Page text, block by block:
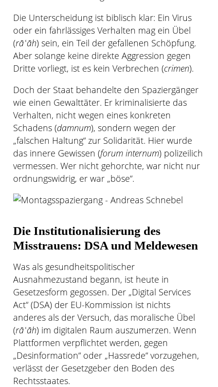
Die Unterscheidung ist biblisch klar: Ein Virus
oder ein fahrlässiges Verhalten mag ein Übel
(rāʿāh) sein, ein Teil der gefallenen Schöpfung.
Aber solange keine direkte Aggression gegen
Dritte vorliegt, ist es kein Verbrechen (crimen).
Doch der Staat behandelte den Spaziergänger
wie einen Gewalttäter. Er kriminalisierte das
Verhalten, nicht wegen eines konkreten
Schadens (damnum), sondern wegen der
„falschen Haltung“ zur Solidarität. Hier wurde
das innere Gewissen (forum internum) polizeilich
vermessen. Wer nicht gehorchte, war nicht nur
ordnungswidrig, er war „böse“.
Die Institutionalisierung des
Misstrauens: DSA und Meldewesen
Was als gesundheitspolitischer
Ausnahmezustand begann, ist heute in
Gesetzesform gegossen. Der „Digital Services
Act“ (DSA) der EU-Kommission ist nichts
anderes als der Versuch, das moralische Übel
(rāʿāh) im digitalen Raum auszumerzen. Wenn
Plattformen verpflichtet werden, gegen
„Desinformation“ oder „Hassrede“ vorzugehen,
verlässt der Gesetzgeber den Boden des
Rechtsstaates.